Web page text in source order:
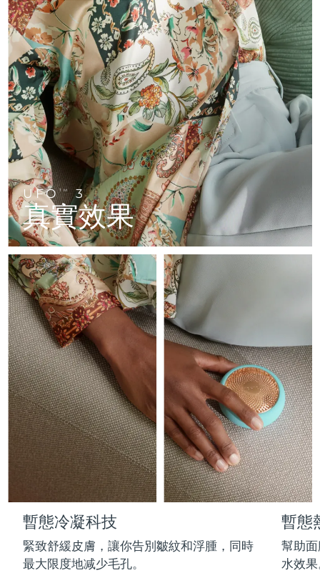
UFOTM 3
真實效果
暫態冷凝科技
緊致舒緩皮膚，讓你告別皺紋和浮腫，同時
最大限度地减少毛孔。
暫態
幫助
水效
LUNA™ 4 mini
For young skin, T-zone
LUNA™ 4 go
For travel or gym bag
LUNA™護膚
Premium cleansers & balm
LUNA™ 設備
All facial cleansing devices
面部提拉護理
Premium anti-aging skincare
BEAR™ 設備
All premium facelift devices
UFO™ 3 mini
Red light therapy device for young skin
UFO™ 3 go
Portable red light therapy
面膜
Rejuvenation & hydration
UFO™ 設備
All deep facial hydration devices
issa™ 4 smile
Hybrid silicone sonic toothbrush
issa™ 4 baby
For ages 0-3
issa™ Teeth Whitening Set
Dual LED + sonic device & 18% PAP gel
ISSA™ 設備
All silicone sonic toothbrushes
FAQ™ 101
Clinical anti-aging
FAQ™ 102
Advanced clinical anti-aging
FAQ™ 103
Luxurious clinical anti-aging set
FAQ™ P1 Primer
Manuka honey primer
FAQ™護膚品
All FAQ™ skincare
FAQ™產品
All anti-aging treatments
FAQ™ 201
LED mask
FAQ™ 202
LED mask
FAQ™ 211
Anti-aging neck & décolleté LED mask
FAQ™ 221
Anti-aging LED hand mask
FAQ™護膚品
All FAQ™ skincare
FAQ™產品
All LED treatments
生髮
FAQ™ 301
LED hair strengthening scalp massager
FAQ™ Scalp Serum
Scalp recovery probiotic serum
FAQ™護膚品
All FAQ™ skincare
FAQ™產品
All hair treatments
肌膚年輕化
NEW
FAQ™ 501
Full-Spectrum Red Light Therapy
FAQ™ 502
Full-Spectrum Red Light Therapy
FAQ™ Red Light Serum
FAQ™ skincare
All FAQ™ skincare
FAQ™ products
All toning treatments
保健品
NEW
專業治療
脫毛
PEACH™ 2 Pro Max
Professional IPL hair removal device
PEACH™ 2
IPL hair removal
PEACH™ 2 go
Travel-friendly IPL hair removal
PEACH™ Cooling Prep Gel
Cooling IPL hair removal gel
身體護理
BEAR™ 2 body
Microcurrent body toning
LUNA™ 4 body
Massaging body brush
SUPERCHARGED™ serum
Firming body serum
痘肌護理
ESPADA™ 2 plus
Recurring acne LED therapy
ESPADA™ 2
Acne treatment device
ESPADA™ Blemish Solution
眼部護理
BEAR™ 2 eyes & lips
Microcurrent line smoothing device
IRIS™ 2
Rejuvenating eye massager
眼部護膚
毛孔護理
KIWI™ derma
Diamond microdermabrasion .
KIWI™
護發
LUNA™ 4 hair
2-in-1 LED scalp massager
FLIP™ play advanced
牙齒美白
中國 預計送達日期11/8/26
哥倫比亞 預計送達日期15/8/26
克羅埃西亞 預計送達日期11/8/26
賽普勒斯 預計送達日期 12/8/26
捷克 預計送達日期11/8/26
丹麥 預計送達日期
愛沙尼亞 預計送達日期11/8/26
芬蘭
法國 預計送達日期
法屬玻里尼西亞
德國 預計送達日期11/8/26
直布羅陀 預計送達日期15/8/26
希臘 預計送達日期11/8/26
中國香港特別行政區 預計送達日期12/8/26
預計送達日期11/8/26
冰島 12/8/26
印尼 9/8/26